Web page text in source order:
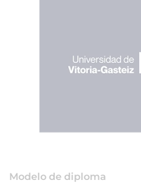
Modelo de diploma